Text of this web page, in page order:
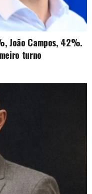
João Campos, 42%.
turno